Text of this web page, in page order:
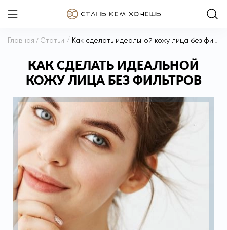
Главная / Статьи / Как сделать идеальной кожу лица без фильтров
КАК СДЕЛАТЬ ИДЕАЛЬНОЙ
КОЖУ ЛИЦА БЕЗ ФИЛЬТРОВ